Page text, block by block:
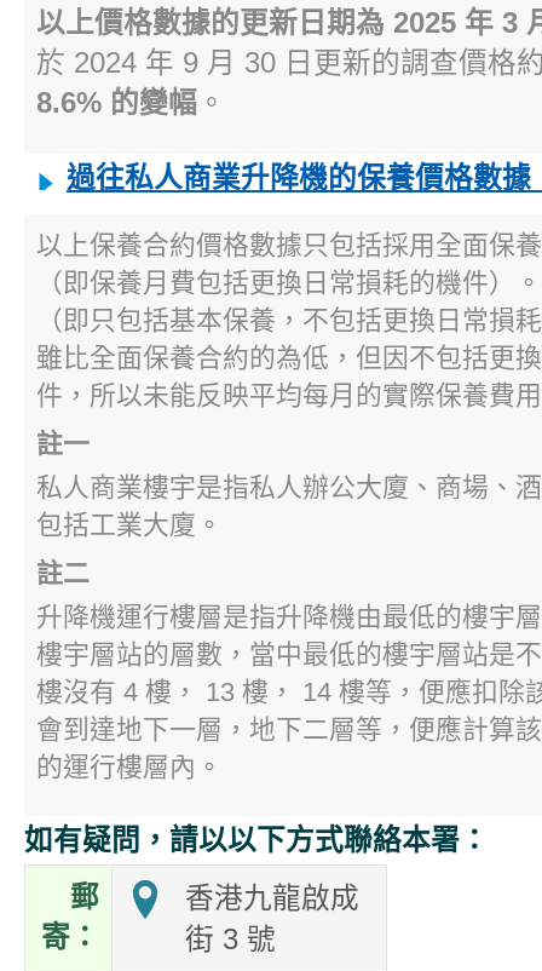
以上價格數據的更新日期為 2025 年 3
於 2024 年 9 月 30 日更新的調查價格
8.6% 的變幅 。
過往私人商業升降機的保養價格數據
以上保養合約價格數據只包括採用全面保
（即保養月費包括更換日常損耗的機件）
（即只包括基本保養，不包括更換日常損
雖比全面保養合約的為低，但因不包括更
件，所以未能反映平均每月的實際保養費
註一
私人商業樓宇是指私人辦公大廈、商場、
包括工業大廈。
註二
升降機運行樓層是指升降機由最低的樓宇
樓宇層站的層數，當中最低的樓宇層站是
樓沒有 4 樓， 13 樓， 14 樓等，便應扣除
會到達地下一層，地下二層等，便應計算
的運行樓層內。
如有疑問，請以以下方式聯絡本署：
郵
寄：
香港九龍啟成
街 3 號